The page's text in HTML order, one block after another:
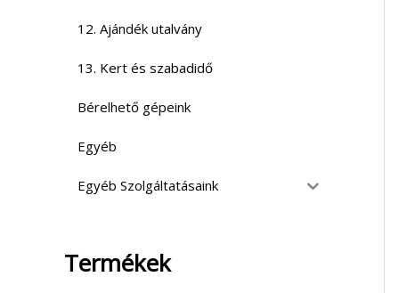
12. Ajándék utalvány
13. Kert és szabadidő
Bérelhető gépeink
Egyéb
Egyéb Szolgáltatásaink
Termékek